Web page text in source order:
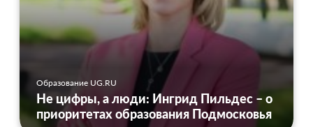
Образование UG.RU
Не цифры, а люди: Ингрид Пильдес – о
приоритетах образования Подмосковья